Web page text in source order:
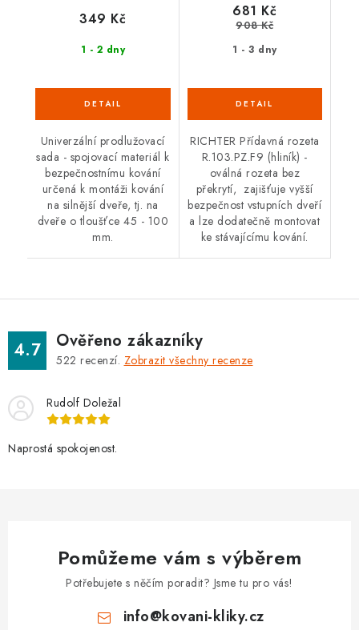
1 - 2 dny
349 Kč
Univerzální prodlužovací
sada - spojovací materiál k
bezpečnostnímu kování
určená k montáži kování
na silnější dveře, tj. na
dveře o tloušťce 45 - 100
mm.
1 - 3 dny
681 Kč
908 Kč
RICHTER Přídavná rozeta
R.103.PZ.F9 (hliník) -
oválná rozeta bez
překrytí, zajišťuje vyšší
bezpečnost vstupních dveří
a lze dodatečně montovat
ke stávajícímu kování.
4.7 Ověřeno zákazníky
522 recenzí. Zobrazit všechny recenze
Rudolf Doležal
Naprostá spokojenost.
Pomůžeme vám s výběrem
Potřebujete s něčím poradit? Jsme tu pro vás!
info@kovani-kliky.cz